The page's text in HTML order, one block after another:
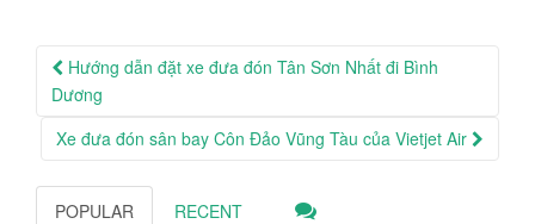
Post
navigation
Hướng dẫn đặt xe đưa đón Tân Sơn Nhất đi Bình
Dương
Xe đưa đón sân bay Côn Đảo Vũng Tàu của Vietjet Air
POPULAR RECENT